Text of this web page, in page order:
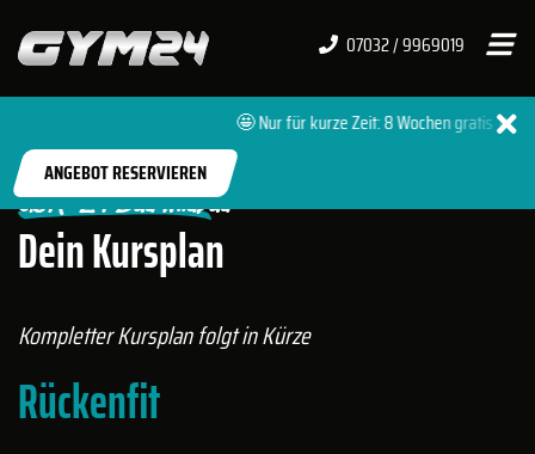
07032 / 9969019
🤩 Nur für kurze Zeit: 8 Wochen gratis 🔥 +
ANGEBOT RESERVIEREN
Dein Kursplan
GYM-24 Bad Wildbad
Kompletter Kursplan folgt in Kürze
Rückenfit